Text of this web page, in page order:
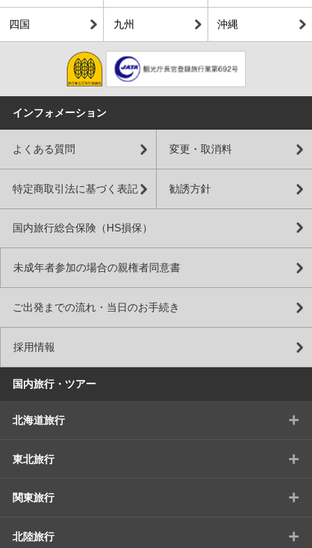
四国 九州 沖縄
インフォメーション
よくある質問 変更・取消料
特定商取引法に基づく表記 勧誘方針
国内旅行総合保険（HS損保）
未成年者参加の場合の親権者同意書
ご出発までの流れ・当日のお手続き
採用情報
国内旅行・ツアー
北海道旅行 +
東北旅行 +
関東旅行 +
北陸旅行 +